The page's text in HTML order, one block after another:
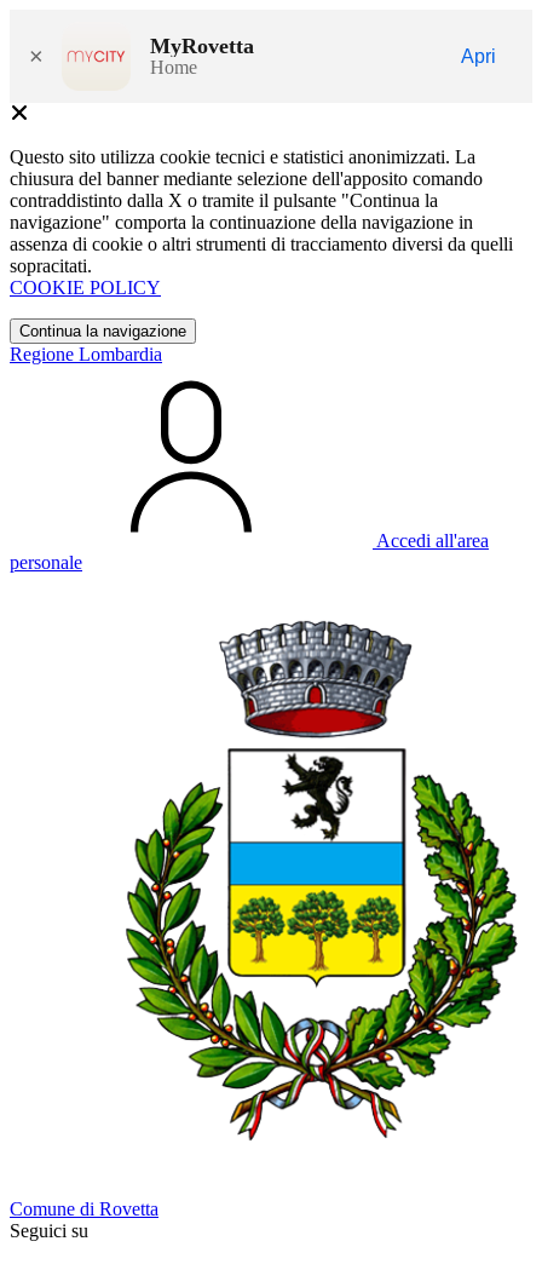
× MyRovetta
Home
Apri
Questo sito utilizza cookie tecnici e statistici anonimizzati. La
chiusura del banner mediante selezione dell'apposito comando
contraddistinto dalla X o tramite il pulsante "Continua la
navigazione" comporta la continuazione della navigazione in
assenza di cookie o altri strumenti di tracciamento diversi da quelli
sopracitati.
COOKIE POLICY
Continua la navigazione
Regione Lombardia
Accedi all'area
personale
Comune di Rovetta
Seguici su